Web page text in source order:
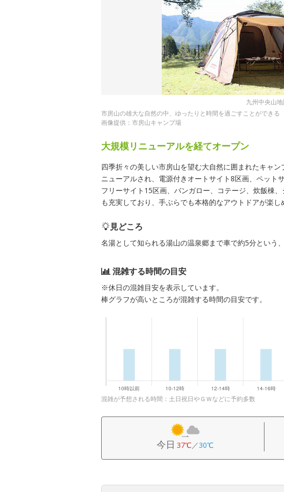
九州中央山
市房山の雄大な自然の中、ゆったりと時間を過ごすことができる
画像提供：市房山キャンプ場
大規模リニューアルを経てオープン
四季折々の美しい市房山を望む大自然に囲まれたキャ
ニューアルされ、電源付きオートサイト8区画、ペット
フリーサイト15区画、バンガロー、コテージ、炊飯棟
も充実しており、手ぶらでも本格的なアウトドアが楽し
見どころ
名湯として知られる湯山の温泉郷まで車で約5分という
混雑する時間の目安
※休日の混雑目安を表示しています。
棒グラフが高いところが混雑する時間の目安です。
混雑が予想される時間：土日祝日やＧＷなどに予約多数
今日 37℃／30℃